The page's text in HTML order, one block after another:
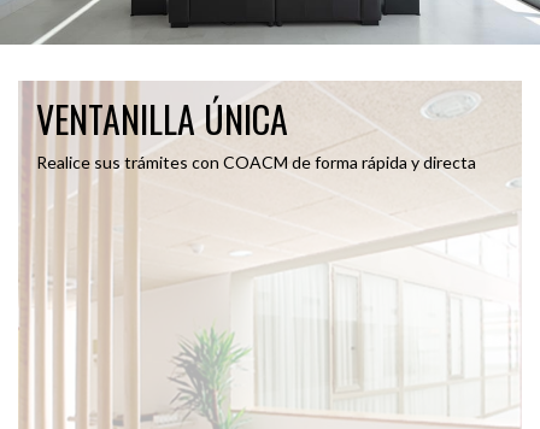
VENTANILLA ÚNICA
Realice sus trámites con COACM de forma rápida y directa